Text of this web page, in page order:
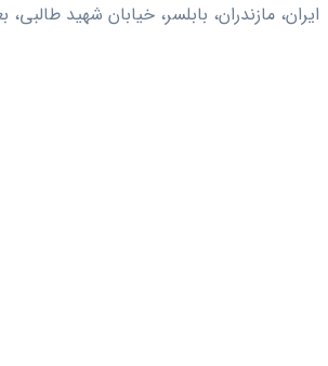
ایران، مازندران، بابلسر، خیابان شهید طالبی،